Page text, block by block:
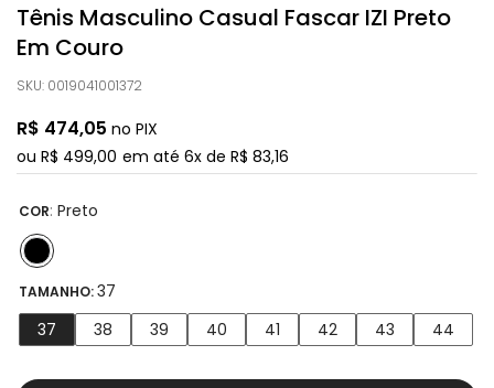
Tênis Masculino Casual Fascar IZI Preto
Em Couro
SKU: 0019041001372
R$ 474,05 no PIX
ou R$ 499,00 em até 6x de R$ 83,16
COR: Preto
TAMANHO:37
37
38 39 40 41 42 43 44